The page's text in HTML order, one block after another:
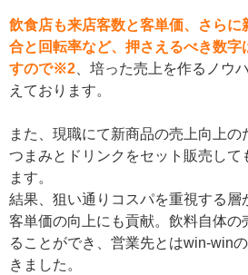
飲食店も来店客数と客単価、さらに
合と回転率など、押さえるべき数字
すので※2 、培った売上を作るノウ
えております。
また、現職にて新商品の売上向上の
つまみとドリンクをセット販売して
ます。
結果、狙い通りコスパを重視する層
客単価の向上にも貢献。飲料自体の
ることができ、営業先とはwin-win
きました。